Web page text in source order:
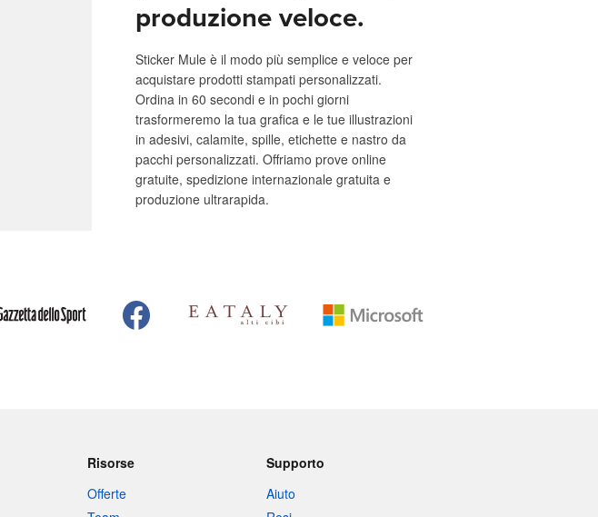
produzione veloce.
Sticker Mule è il modo più semplice e veloce per
acquistare prodotti stampati personalizzati.
Ordina in 60 secondi e in pochi giorni
trasformeremo la tua grafica e le tue illustrazioni
in adesivi, calamite, spille, etichette e nastro da
pacchi personalizzati. Offriamo prove online
gratuite, spedizione internazionale gratuita e
produzione ultrarapida.
Risorse
Offerte
Supporto
Aiuto